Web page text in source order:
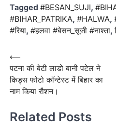
Tagged #BESAN_SUJI,
#BIHAR_PATRIKA, #HALWA,
#रिया, #हलवा #बेसन_सूजी #नाश्ता,
Post
navigation
⟵
पटना की बेटी लाडो बानी पटेल ने
किड्स फोटो कॉन्टेस्ट में बिहार का
नाम किया रौशन।
Related Posts